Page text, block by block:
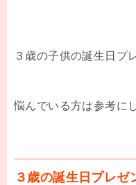
３歳の子供の誕生日プ
悩んでいる方は参考に
３歳の誕生日プレゼ